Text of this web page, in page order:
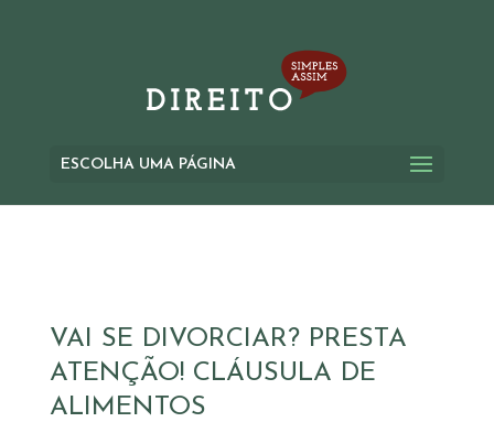
ESCOLHA UMA PÁGINA
VAI SE DIVORCIAR? PRESTA
ATENÇÃO! CLÁUSULA DE
ALIMENTOS